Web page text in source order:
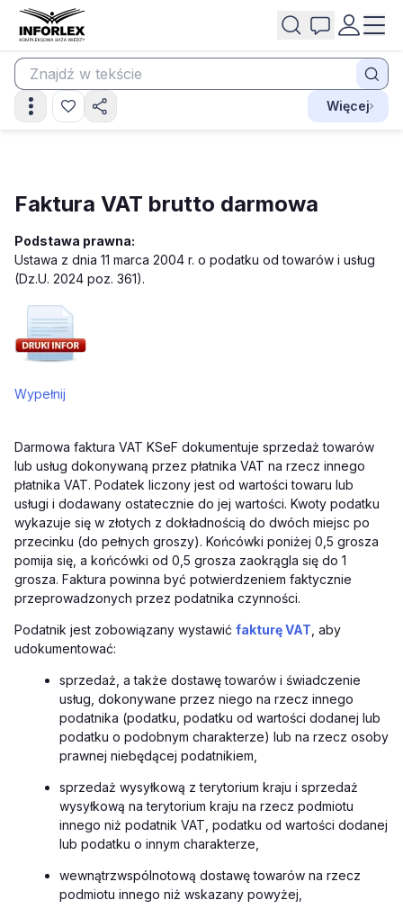
Więcej
Faktura VAT brutto darmowa
Podstawa prawna:
Ustawa z dnia 11 marca 2004 r. o podatku od towarów i usług
(Dz.U. 2024 poz. 361).
Wypełnij
Darmowa faktura VAT KSeF dokumentuje sprzedaż towarów
lub usług dokonywaną przez płatnika VAT na rzecz innego
płatnika VAT. Podatek liczony jest od wartości towaru lub
usługi i dodawany ostatecznie do jej wartości. Kwoty podatku
wykazuje się w złotych z dokładnością do dwóch miejsc po
przecinku (do pełnych groszy). Końcówki poniżej 0,5 grosza
pomija się, a końcówki od 0,5 grosza zaokrągla się do 1
grosza. Faktura powinna być potwierdzeniem faktycznie
przeprowadzonych przez podatnika czynności.
Podatnik jest zobowiązany wystawić fakturę VAT , aby
udokumentować:
sprzedaż, a także dostawę towarów i świadczenie
usług, dokonywane przez niego na rzecz innego
podatnika (podatku, podatku od wartości dodanej lub
podatku o podobnym charakterze) lub na rzecz osoby
prawnej niebędącej podatnikiem,
sprzedaż wysyłkową z terytorium kraju i sprzedaż
wysyłkową na terytorium kraju na rzecz podmiotu
innego niż podatnik VAT, podatku od wartości dodanej
lub podatku o innym charakterze,
wewnątrzwspólnotową dostawę towarów na rzecz
podmiotu innego niż wskazany powyżej,